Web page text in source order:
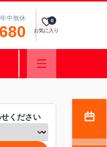
中無休
お気に入り
0
ください